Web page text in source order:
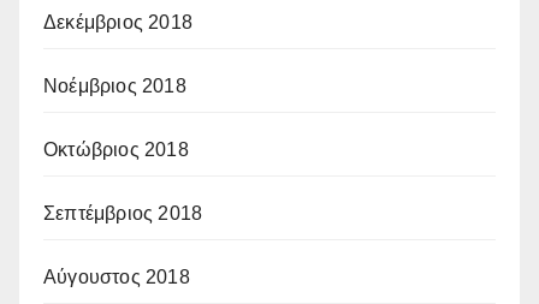
Δεκέμβριος 2018
Νοέμβριος 2018
Οκτώβριος 2018
Σεπτέμβριος 2018
Αύγουστος 2018